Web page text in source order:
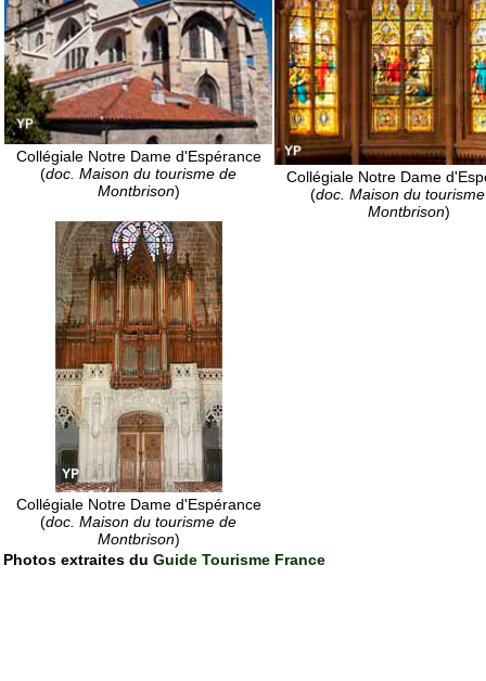
Collégiale Notre Dame d'Espérance
(doc. Maison du tourisme de
Montbrison)
Collégiale Notre Dame
(doc. Maison du
Montbrison)
Collégiale Notre Dame d'Espérance
(doc. Maison du tourisme de
Montbrison)
Photos extraites du Guide Tourisme France